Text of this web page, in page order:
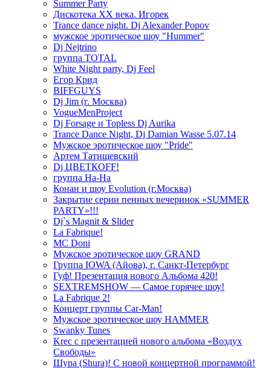
Summer Party
Дискотека ХХ века. Игорек
Trance dance night. Dj Alexander Popov
мужское эротическое шоу "Hummer"
Dj Nejtrino
группа TOTAL
White Night party, Dj Feel
Егор Крид
BIFFGUYS
Dj Jim (г. Москва)
VogueMenProject
Dj Forsage и Topless Dj Aurika
Trance Dance Night, Dj Damian Wasse 5.07.14
Мужское эротическое шоу "Pride"
Артем Татищевский
Dj ЦВЕТКOFF!
группа На-На
Конан и шоу Evolution (г.Москва)
Закрытие серии пенных вечеринок «SUMMER
PARTY»!!!
Dj`s Magnit & Slider
La Fabrique!
MC Doni
Мужское эротическое шоу GRAND
Группа IOWA (Айова), г. Санкт-Петербург
Гуф! Презентация нового Альбома 420!
SEXTREMSHOW — Самое горячее шоу!
La Fabrique 2!
Концерт группы Car-Man!
Мужское эротическое шоу HAMMER
Swanky Tunes
Krec с презентацией нового альбома «Воздух
Свободы»
Шура (Shura)! С новой концертной программой!